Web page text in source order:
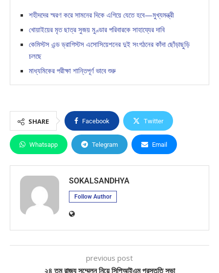
শহীদদের স্মরণ করে সামনের দিকে এগিয়ে যেতে হবে—মুখ্যমন্ত্রী
খোয়াইয়ের মৃত ছাত্র সুজয় মুণ্ডার পরিবারকে সাহায্যের দাবি
কেমিস্টস এন্ড ড্রাগিস্টস এসোসিয়েশনের দুই সংগঠনের কাঁদা ছোঁড়াছুড়ি
চলছে
মাধ্যমিকের পরীক্ষা শান্তিপূর্ণ ভাবে শুরু
SHARE Facebook Twitter
Whatsapp Telegram Email
SOKALSANDHYA
Follow Author
previous post
২৪ তম রাজ্য সম্মেলন নিয়ে সিপিআইএম প্রস্তুতি সভা